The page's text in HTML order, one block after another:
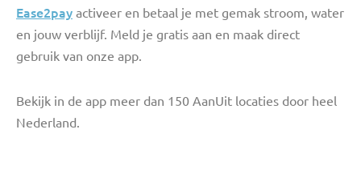
Ease2pay activeer en betaal je met gemak stroom, water
en jouw verblijf. Meld je gratis aan en maak direct
gebruik van onze app.
Bekijk in de app meer dan 150 AanUit locaties door heel
Nederland.